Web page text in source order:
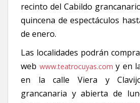
recinto del Cabildo
quincena de espectáculos
de enero.
Las localidades podrán
web www.teatrocuyas.com y en
en la calle Viera y
grancanaria y abierta de